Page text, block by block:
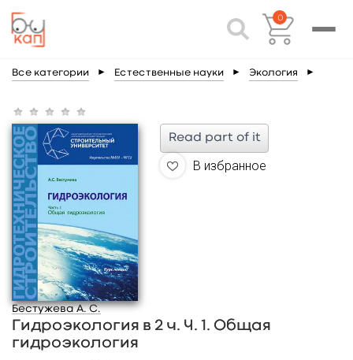
0
Все категории ► Естественные науки ► Экология ►
Read part of it
В избранное
Бестужева А. С.
Гидроэкология в 2 ч. Ч. 1. Общая
гидроэкология